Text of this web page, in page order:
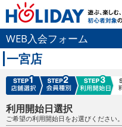
WEB入会フォーム
一宮店
利用開始日選択
ご希望の利用開始日をお選びください。